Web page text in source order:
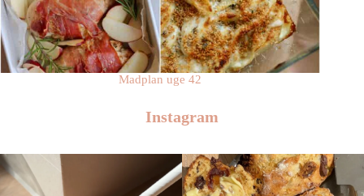
Madplan uge 42
Instagram